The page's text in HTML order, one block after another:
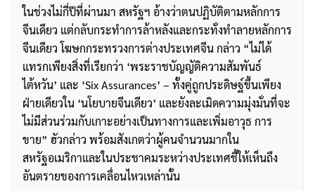
ในช่วงไม่กี่ปีที่ผ่านมา สหรัฐฯ อ้างว่าตนปฏิบัติตามหลักการ
จีนเดียว แต่กลับกระทำการล้าหลังและกระทั่งทำลายหลักการ
จีนเดียว โฆษกกระทรวงการต่างประเทศจีน กล่าว “ไม่ได้
แทรกเพียงสิ่งที่เรียกว่า ‘พระราชบัญญัติความสัมพันธ์
ไต้หวัน’ และ ‘Six Assurances’ – ทั้งคู่ถูกประดิษฐ์ขึ้นเพียง
ฝ่ายเดียวใน ‘นโยบายจีนเดียว’ และยังละเมิดความมุ่งมั่นที่จะ
ไม่มีส่วนร่วมกับเกาะอย่างเป็นทางการและเพิ่มอาวุธ การ
ขาย” ฮัวกล่าว พร้อมสังเกตว่าผู้คนจำนวนมากใน
สหรัฐอเมริกาและในประชาคมระหว่างประเทศชี้ให้เห็นถึง
อันตรายของการเคลื่อนไหวเหล่านั้น